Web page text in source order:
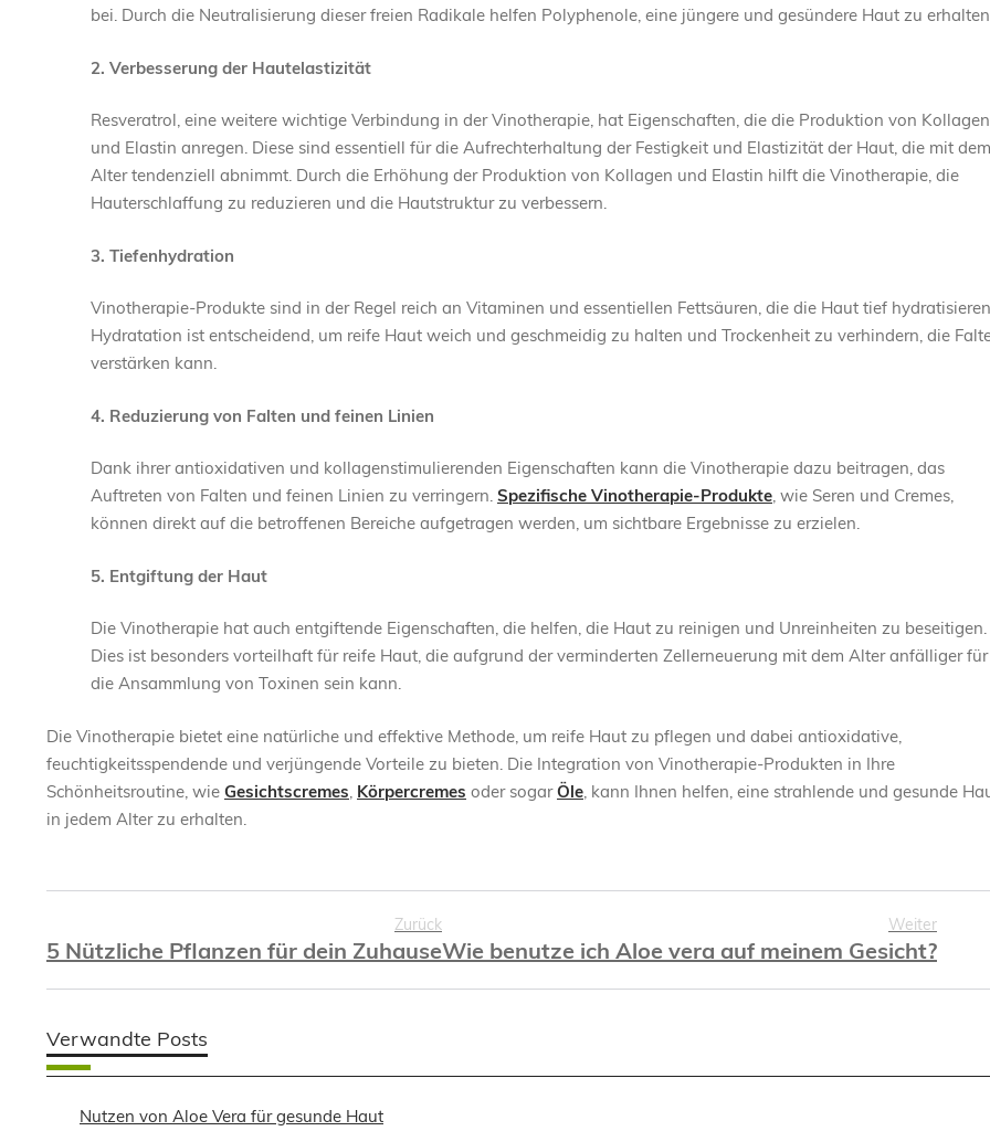
bei. Durch die Neutralisierung dieser freien Radikale helfen Polyphenole, eine jüngere und gesündere Haut zu
2. Verbesserung der Hautelastizität
Resveratrol, eine weitere wichtige Verbindung in der Vinotherapie, hat Eigenschaften, die die Produktion von Kollagen
und Elastin anregen. Diese sind essentiell für die Aufrechterhaltung der Festigkeit und Elastizität der Haut, die mit dem
Alter tendenziell abnimmt. Durch die Erhöhung der Produktion von Kollagen und Elastin hilft die Vinotherapie, die
Hauterschlaffung zu reduzieren und die Hautstruktur zu verbessern.
3. Tiefenhydration
Vinotherapie-Produkte sind in der Regel reich an Vitaminen und essentiellen Fettsäuren, die die Haut tief
Hydratation ist entscheidend, um reife Haut weich und geschmeidig zu halten und Trockenheit zu verhindern, die
verstärken kann.
4. Reduzierung von Falten und feinen Linien
Dank ihrer antioxidativen und kollagenstimulierenden Eigenschaften kann die Vinotherapie dazu beitragen, das
Auftreten von Falten und feinen Linien zu verringern. Spezifische Vinotherapie-Produkte, wie Seren und Cremes,
können direkt auf die betroffenen Bereiche aufgetragen werden, um sichtbare Ergebnisse zu erzielen.
5. Entgiftung der Haut
Die Vinotherapie hat auch entgiftende Eigenschaften, die helfen, die Haut zu reinigen und Unreinheiten zu beseitigen.
Dies ist besonders vorteilhaft für reife Haut, die aufgrund der verminderten Zellerneuerung mit dem Alter anfälliger für
die Ansammlung von Toxinen sein kann.
Die Vinotherapie bietet eine natürliche und effektive Methode, um reife Haut zu pflegen und dabei antioxidative,
feuchtigkeitsspendende und verjüngende Vorteile zu bieten. Die Integration von Vinotherapie-Produkten in Ihre
Schönheitsroutine, wie Gesichtscremes, Körpercremes oder sogarÖle, kann Ihnen helfen, eine strahlende und gesunde
in jedem Alter zu erhalten.
Zurück
5 Nützliche Pflanzen für dein Zuhause
Weiter
Wie benutze ich Aloe vera auf meinem Gesicht?
Verwandte Posts
Nutzen von Aloe Vera für gesunde Haut